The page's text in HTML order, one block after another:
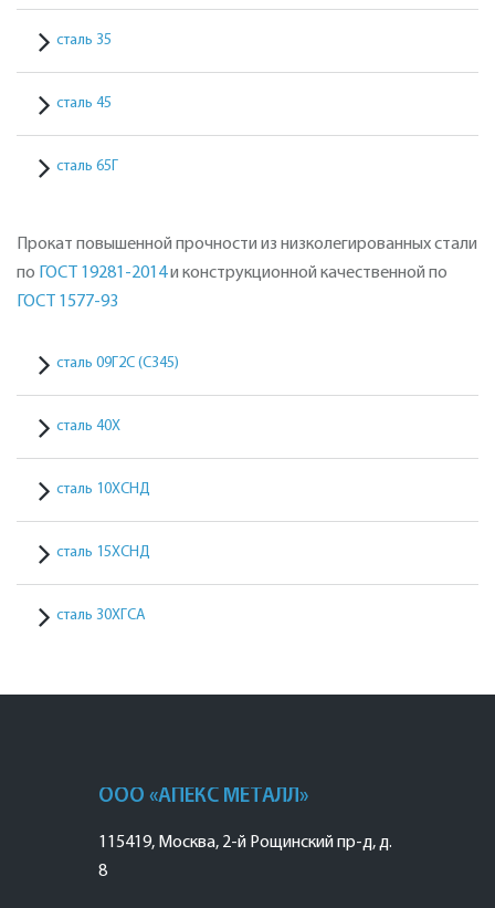
сталь 35
сталь 45
сталь 65Г
Прокат повышенной прочности из низколегированных стали
по
ГОСТ 19281-2014и конструкционной качественной по
ГОСТ 1577-93
сталь 09Г2С (С345)
сталь 40Х
сталь 10ХСНД
сталь 15ХСНД
сталь 30ХГСА
ООО «АПЕКС МЕТАЛЛ»
115419, Москва, 2-й Рощинский пр-д, д.
8